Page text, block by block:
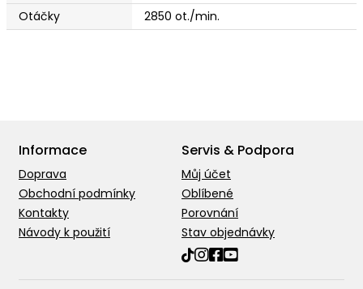
Otáčky
2850 ot./min.
Informace
Doprava
Obchodní podmínky
Kontakty
Návody k použití
Servis & Podpora
Můj účet
Oblíbené
Porovnání
Stav objednávky